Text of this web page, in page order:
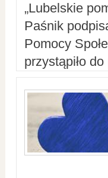
„Lubelskie
Paśnik
Pomocy
przystąpiło